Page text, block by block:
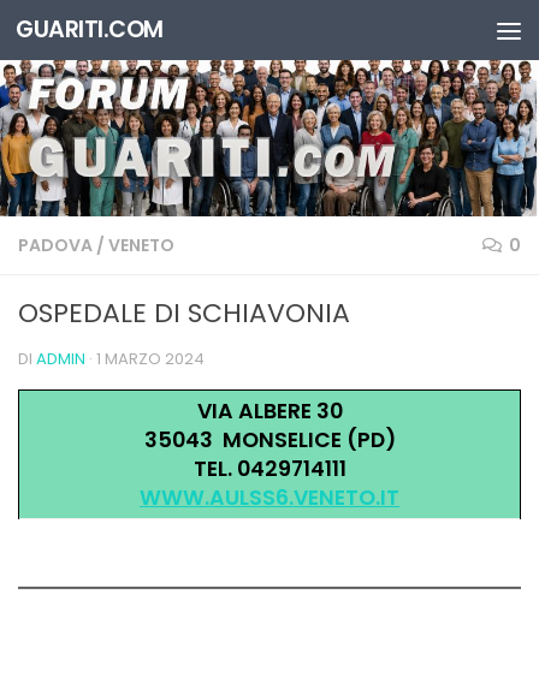
Salta al contenuto
GUARITI.COM
PADOVA / VENETO 0
OSPEDALE DI SCHIAVONIA
DI ADMIN · 1 MARZO 2024
VIA ALBERE 30
35043 MONSELICE (PD)
TEL. 0429714111
WWW.AULSS6.VENETO.IT